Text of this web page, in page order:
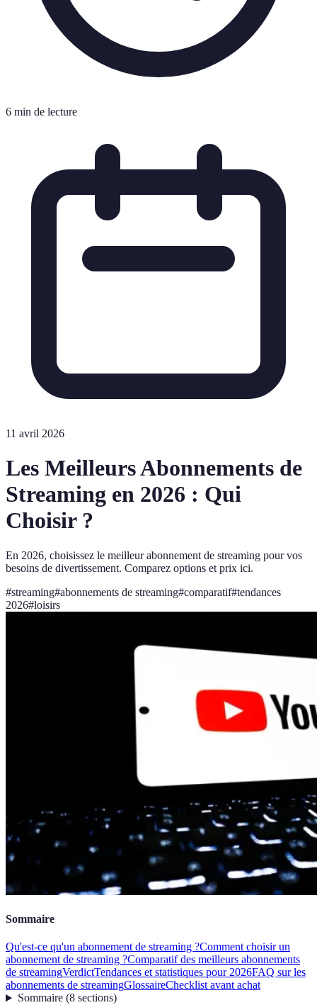
6 min de lecture
11 avril 2026
Les Meilleurs Abonnements de
Streaming en 2026 : Qui
Choisir ?
En 2026, choisissez le meilleur abonnement de streaming pour vos
besoins de divertissement. Comparez options et prix ici.
#streaming#abonnements de streaming#comparatif#tendances
2026#loisirs
Sommaire
Qu'est-ce qu'un abonnement de streaming ?Comment choisir un
abonnement de streaming ?Comparatif des meilleurs abonnements
de streamingVerdictTendances et statistiques pour 2026FAQ sur les
abonnements de streamingGlossaireChecklist avant achat
Sommaire(8 sections)